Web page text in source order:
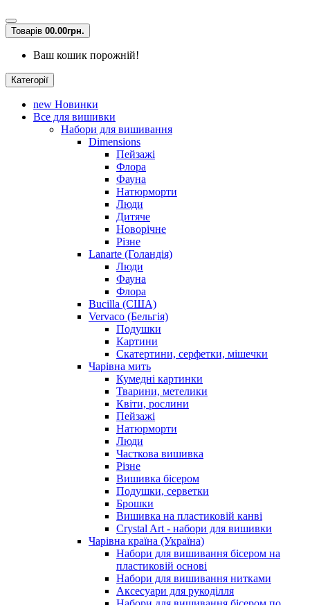
Товарів 00.00грн.
Ваш кошик порожній!
Категорії
new Новинки
Все для вишивки
Набори для вишивання
Dimensions
Пейзажі
Флора
Фауна
Натюрморти
Люди
Дитяче
Новорічне
Різне
Lanarte (Голандія)
Люди
Фауна
Флора
Bucilla (США)
Vervaco (Бельгія)
Подушки
Картини
Скатертини, серфетки, мішечки
Чарiвна мить
Кумедні картинки
Тварини, метелики
Квіти, рослини
Пейзажі
Натюрморти
Люди
Часткова вишивка
Різне
Вишивка бісером
Подушки, серветки
Брошки
Вишивка на пластиковій канві
Crystal Art - набори для вишивки
Чарівна країна (Україна)
Набори для вишивання бісером на
пластиковій основі
Набори для вишивання нитками
Аксесуари для рукоділля